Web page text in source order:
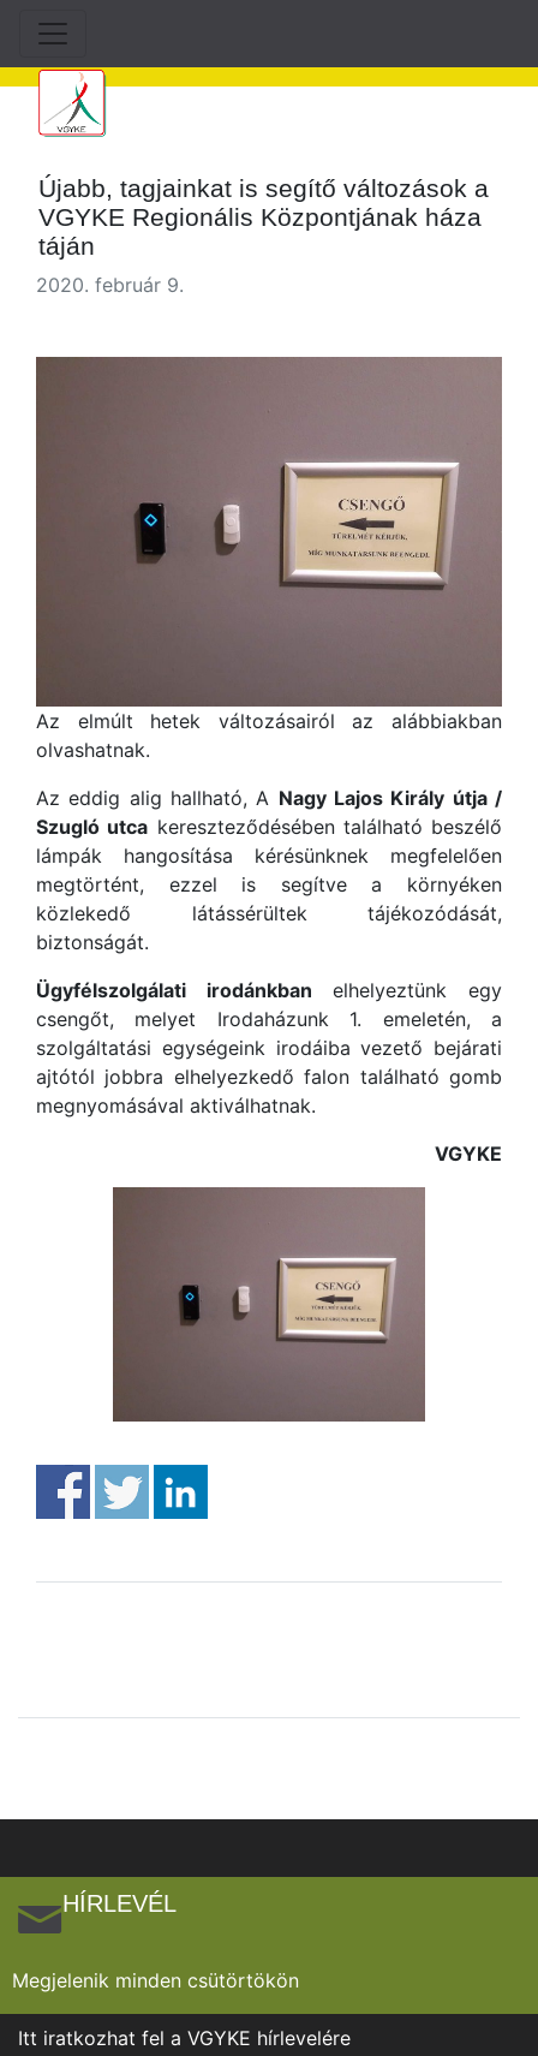
Újabb, tagjainkat is segítő változások a
VGYKE Regionális Központjának háza
táján
2020. február 9.
Az elmúlt hetek változásairól az alábbiakban
olvashatnak.
Az eddig alig hallható, A Nagy Lajos Király útja /
Szugló utca kereszteződésében található beszélő
lámpák hangosítása kérésünknek megfelelően
megtörtént, ezzel is segítve a környéken
közlekedő látássérültek tájékozódását,
biztonságát.
Ügyfélszolgálati irodánkban elhelyeztünk egy
csengőt, melyet Irodaházunk 1. emeletén, a
szolgáltatási egységeink irodáiba vezető bejárati
ajtótól jobbra elhelyezkedő falon található gomb
megnyomásával aktiválhatnak.
VGYKE
HÍRLEVÉL
Megjelenik minden csütörtökön
Itt iratkozhat fel a VGYKE hírlevelére